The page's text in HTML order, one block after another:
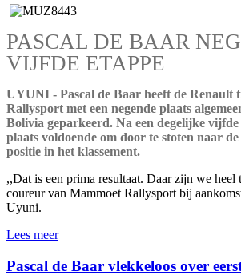
PASCAL DE BAAR
VIJFDE ETAPPE
UYUNI - Pascal de Baar heeft de Renault
Rallysport met een negende plaats
Bolivia geparkeerd. Na een degelijke vijfde
plaats voldoende om door te stoten naar
positie in het klassement.
,,Dat is een prima resultaat. Daar zijn we heel
coureur van Mammoet Rallysport bij
Uyuni.
Lees meer
Pascal de Baar vlekkeloos over